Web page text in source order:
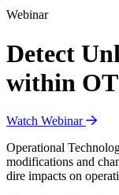
Webinar
Detect
within
Watch Webinar
Operational
modifications and
dire impacts on